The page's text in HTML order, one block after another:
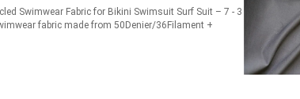
Swimwear Fabric for Bikini Swimsuit Surf Suit –
fabric made from 50Denier/36Filament +